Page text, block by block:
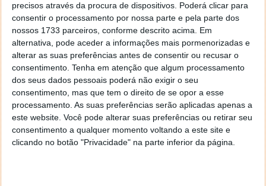
precisos através da procura de dispositivos. Poderá clicar para
consentir o processamento por nossa parte e pela parte dos
nossos 1733 parceiros, conforme descrito acima. Em
alternativa, pode aceder a informações mais pormenorizadas e
alterar as suas preferências antes de consentir ou recusar o
consentimento. Tenha em atenção que algum processamento
dos seus dados pessoais poderá não exigir o seu
consentimento, mas que tem o direito de se opor a esse
processamento. As suas preferências serão aplicadas apenas a
este website. Você pode alterar suas preferências ou retirar seu
consentimento a qualquer momento voltando a este site e
clicando no botão "Privacidade" na parte inferior da página.
A aquisição da Intel pode inaugurar uma nova era no
mundo dos chips. Claro que não se deve esquecer
que os preços podem variar fruto desta mudança.
Como únicos fabricantes dos seus próprios chips, a
Apple e a Samsung podem ser flexíveis na
determinação dos custos.
Este artigo tem mais de um ano